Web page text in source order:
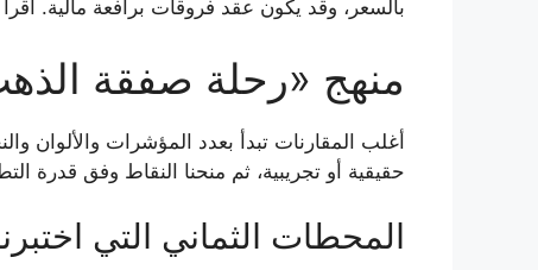
بالسعر، وقد يكون عقد فروقات برافعة مالية.
منهج «رحلة صفقة
أغلب المقارنات تبدأ بعدد المؤشرات والألوان
حقيقية أو تجريبية، ثم منحنا النقاط وفق قدرة
المحطات الثماني التي